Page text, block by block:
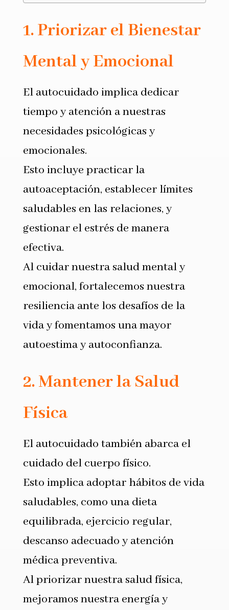
1. Priorizar el Bienestar
Mental y Emocional
El autocuidado implica dedicar
tiempo y atención a nuestras
necesidades psicológicas y
emocionales.
Esto incluye practicar la
autoaceptación, establecer límites
saludables en las relaciones, y
gestionar el estrés de manera
efectiva.
Al cuidar nuestra salud mental y
emocional, fortalecemos nuestra
resiliencia ante los desafíos de la
vida y fomentamos una mayor
autoestima y autoconfianza.
2. Mantener la Salud
Física
El autocuidado también abarca el
cuidado del cuerpo físico.
Esto implica adoptar hábitos de vida
saludables, como una dieta
equilibrada, ejercicio regular,
descanso adecuado y atención
médica preventiva.
Al priorizar nuestra salud física,
mejoramos nuestra energía y